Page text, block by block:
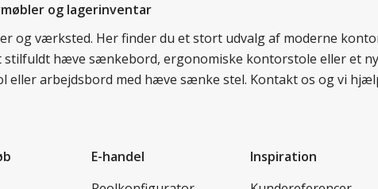
og lagerinventar
og værksted. Her finder du et stort udvalg af moderne
hæve sænkebord, ergonomiske kontorstole eller et
eller arbejdsbord med hæve sænke stel. Kontakt os og vi
E-handel
Inspiration